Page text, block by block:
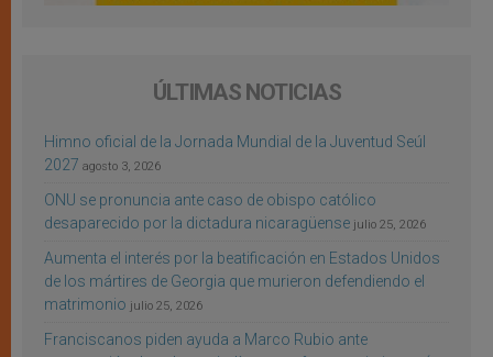
ÚLTIMAS NOTICIAS
Himno oficial de la Jornada Mundial de la Juventud Seúl
2027 agosto 3, 2026
ONU se pronuncia ante caso de obispo católico
desaparecido por la dictadura nicaragüense julio 25, 2026
Aumenta el interés por la beatificación en Estados Unidos
de los mártires de Georgia que murieron defendiendo el
matrimonio julio 25, 2026
Franciscanos piden ayuda a Marco Rubio ante